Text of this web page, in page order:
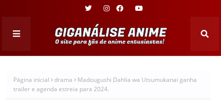
Página inicial drama
Madougushi Dahlia wa Utsumukanai ganha
trailer e agenda estreia para 2024.